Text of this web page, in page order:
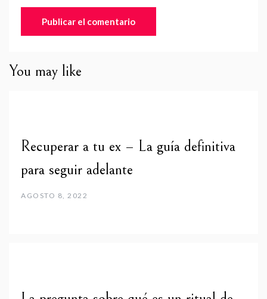
You may like
Recuperar a tu ex – La guía definitiva
para seguir adelante
AGOSTO 8, 2022